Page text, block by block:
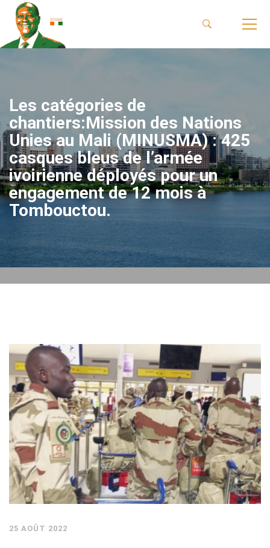
Les catégories de
chantiers:Mission des Nations
Unies au Mali (MINUSMA) : 425
casques bleus de l’armée
ivoirienne déployés pour un
engagement de 12 mois à
Tombouctou.
25 AOÛT 2022